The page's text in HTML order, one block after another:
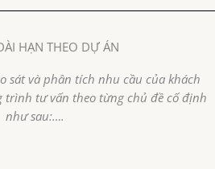
HẠN THEO DỰ ÁN
sát và phân tích nhu cầu của khách
trình tư vấn theo từng chủ đề cố định
như sau:….